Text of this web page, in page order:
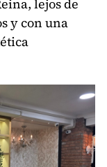
lejos de
y con una